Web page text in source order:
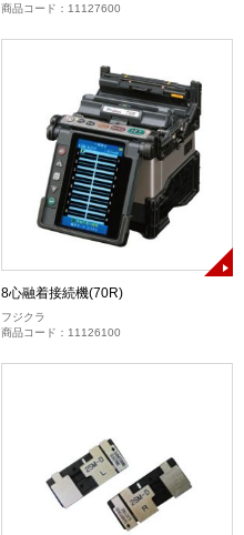
商品コード：11127600
8心融着接続機(70R)
フジクラ
商品コード：11126100